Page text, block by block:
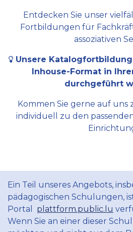
Entdecken Sie unser
Fortbildungen für
assoziativen
Unsere
Inhouse-Format in
durchgeführt
Kommen Sie gerne auf uns
individuell zu den
Ein Teil unseres Angebots,
pädagogischen Schulungen,
Portal plattform.public.lu
Wenn Sie an einer dieser